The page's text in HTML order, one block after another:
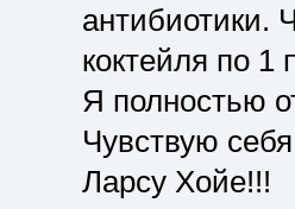
антибиотики.
коктейля по 1
Я полностью
Чувствую
Ларсу Хойе!!!